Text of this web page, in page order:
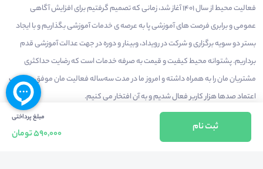
مبلغ پرداختی
590,000 تومان
ثبت نام
فعالیت محیط از سال 1401 آغاز شد، زمانی که تصمیم گرفتیم برای افزایش آگاهی
عمومی و برابری فرصت های آموزشی پا به عرصه ی خدمات آموزشی بگذاریم و با ایجاد
بستر دو سویه برگزاری و شرکت در رویداد، وبینار و دوره در جهت عدالت آموزشی قدم
برداریم. پشتوانه محیط کیفیت و قیمت به صرفه خدمات است که رضایت حداکثری
مشتریان مان را به همراه داشته و امروز ما در مدت سه‌ساله فعالیت مان موفق به کسب
اعتماد صدها هزار کاربر فعال شدیم و به آن افتخار می‌ کنیم.